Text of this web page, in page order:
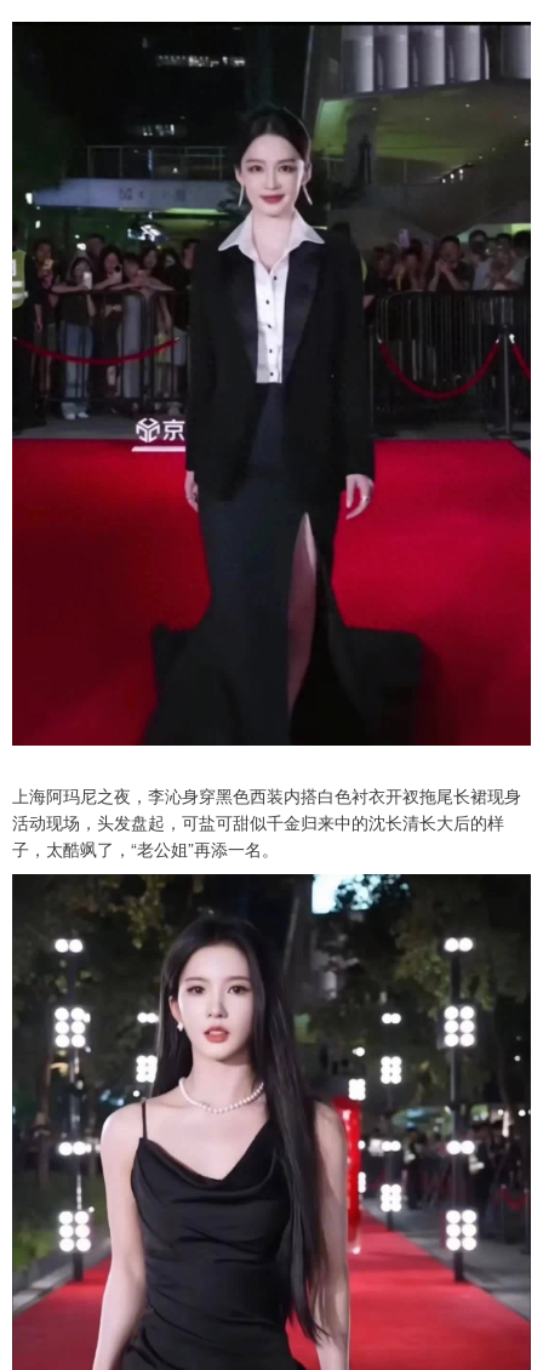
上海阿玛尼之夜，李沁身穿黑色西装内搭白色衬衣开衩拖尾长裙现身
活动现场，头发盘起，可盐可甜似千金归来中的沈长清长大后的样
子，太酷飒了，“老公姐”再添一名。